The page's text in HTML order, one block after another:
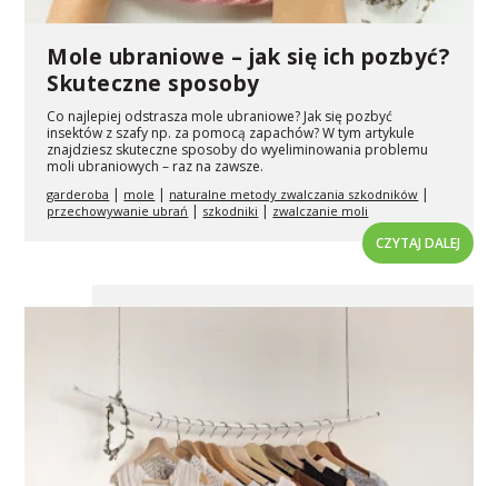
Mole ubraniowe – jak się ich pozbyć?
Skuteczne sposoby
Co najlepiej odstrasza mole ubraniowe? Jak się pozbyć
insektów z szafy np. za pomocą zapachów? W tym artykule
znajdziesz skuteczne sposoby do wyeliminowania problemu
moli ubraniowych – raz na zawsze.
garderoba mole naturalne metody zwalczania szkodników
przechowywanie ubrań szkodniki zwalczanie moli
CZYTAJ DALEJ